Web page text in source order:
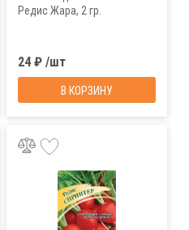
Редис Жара, 2 гр.
24 ₽ /шт
В КОРЗИНУ